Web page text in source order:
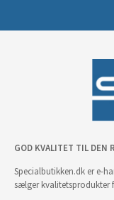
GOD KVALITET TIL DEN
Specialbutikken.dk er e-
sælger kvalitetsprodukter